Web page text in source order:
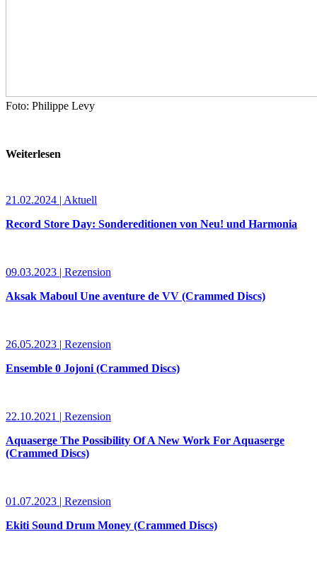
Foto: Philippe Levy
Weiterlesen
21.02.2024 | Aktuell
Record Store Day: Sondereditionen von Neu! und Harmonia
09.03.2023 | Rezension
Aksak Maboul Une aventure de VV (Crammed Discs)
26.05.2023 | Rezension
Ensemble 0 Jojoni (Crammed Discs)
22.10.2021 | Rezension
Aquaserge The Possibility Of A New Work For Aquaserge
(Crammed Discs)
01.07.2023 | Rezension
Ekiti Sound Drum Money (Crammed Discs)